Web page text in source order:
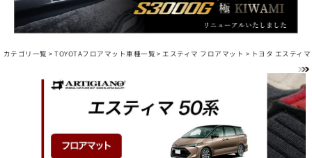
カテゴリ一覧 >TOYOTAフロアマット車種一覧 > エスティマ フロアマット > トヨタ エスティ